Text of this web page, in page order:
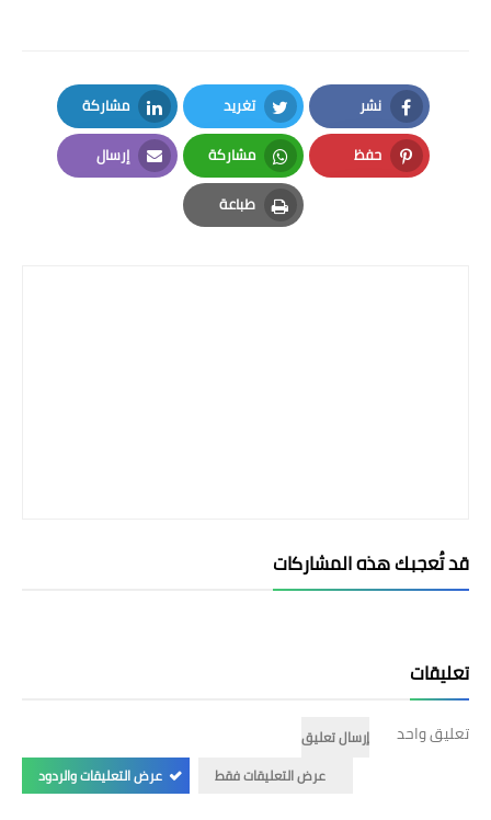
نشر
Facebook
تغريد
Twitter
مشاركة
LinkedIn
حفظ
Pinterest
مشاركة
Whatsapp
إرسال
Email
طباعة
Print
قد تُعجبك هذه المشاركات
تعليقات
تعليق واحد
إرسال تعليق
عرض التعليقات فقط
عرض التعليقات والردود